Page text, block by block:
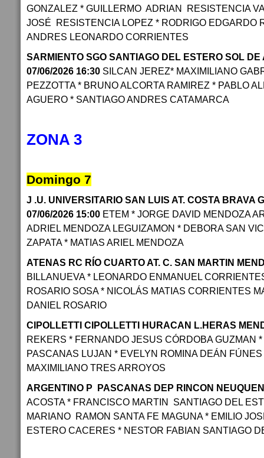
GONZALEZ * GUILLERMO ADRIAN RESISTENCIA
JOSÉ RESISTENCIA LOPEZ * RODRIGO EDGARDO
ANDRES LEONARDO CORRIENTES
SARMIENTO SGO SANTIAGO DEL ESTERO SOL DE
07/06/2026 16:30 SILCAN JEREZ* MAXIMILIANO
PEZZOTTA * BRUNO ALCORTA RAMIREZ * PABLO
AGUERO * SANTIAGO ANDRES CATAMARCA
ZONA 3
Domingo 7
J .U. UNIVERSITARIO SAN LUIS AT. COSTA BRAVA
07/06/2026 15:00 ETEM * JORGE DAVID MENDOZA
ADRIEL MENDOZA LEGUIZAMON * DEBORA SAN
ZAPATA * MATIAS ARIEL MENDOZA
ATENAS RC RÍO CUARTO AT. C. SAN MARTIN
BILLANUEVA * LEONARDO ENMANUEL
ROSARIO SOSA * NICOLÁS MATIAS CORRIENTES
DANIEL ROSARIO
CIPOLLETTI CIPOLLETTI HURACAN L.HERAS
REKERS * FERNANDO JESUS CÓRDOBA GUZMAN
PASCANAS LUJAN * EVELYN ROMINA DEÁN
MAXIMILIANO TRES ARROYOS
ARGENTINO P PASCANAS DEP RINCON
ACOSTA * FRANCISCO MARTIN SANTIAGO DEL
MARIANO RAMON SANTA FE MAGUNA * EMILIO
ESTERO CACERES * NESTOR FABIAN SANTIAGO